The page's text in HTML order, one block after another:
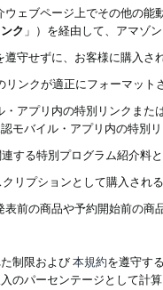
ェブページ上でその他の
ク 」）を経由して、アマゾ
守せずに、お客様に購入さ
ンクが適正にフォーマッ
アプリ内の特別リンクま
モバイル・アプリ内の特別
する特別プログラム紹介料
リプションとして購入され
前の商品や予約開始前の商
制限および本規約を遵守す
のパーセンテージとして計